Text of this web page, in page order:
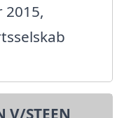
V/STEEN